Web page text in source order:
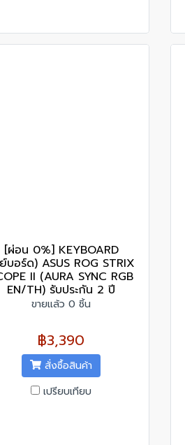
[ผ่อน 0%] KEYBOARD
บอร์ด) ASUS ROG STRIX
II (AURA SYNC RGB
EN/TH) รับประกัน 2 ปี
ขายแล้ว 0 ชิ้น
฿3,390
สั่งซื้อสินค้า
เปรียบเทียบ